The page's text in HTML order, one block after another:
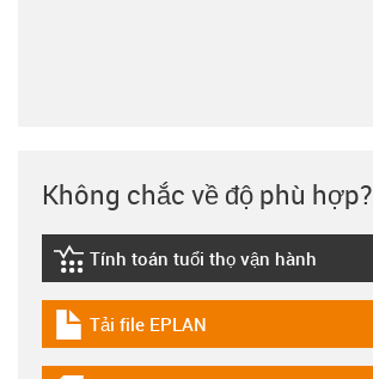
Không chắc về độ phù hợp?
igus-icon-lebensdauerrechner
Tính toán tuổi thọ vận hành
igus-icon-download-plan
Tải file EPLAN